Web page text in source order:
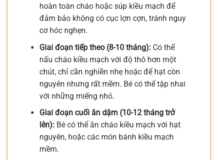
hoàn toàn cháo hoặc súp kiều mạch để
đảm bảo không có cục lợn cợn, tránh nguy
cơ hóc nghẹn.
Giai đoạn tiếp theo (8-10 tháng):Có thể
nấu cháo kiều mạch với độ thô hơn một
chút, chỉ cần nghiền nhẹ hoặc để hạt còn
nguyên nhưng rất mềm. Bé có thể tập nhai
với những miếng nhỏ.
Giai đoạn cuối ăn dặm (10-12 tháng trở
lên):Bé có thể ăn cháo kiều mạch với hạt
nguyên, hoặc các món bánh kiều mạch
mềm.